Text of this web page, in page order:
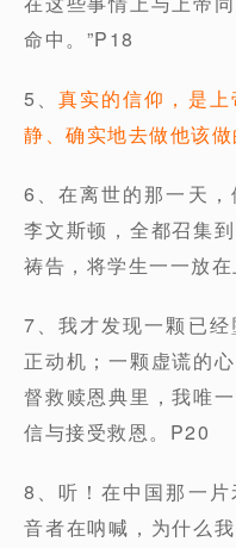
命中。”P18
5、真实的信仰，是
静、确实地去做他该做
6、在离世的那一天
李文斯顿，全都召集
祷告，将学生一一放
7、我才发现一颗已
正动机；一颗虚谎的
督救赎恩典里，我唯
信与接受救恩。P20
8、听！在中国那一
音者在呐喊，为什么